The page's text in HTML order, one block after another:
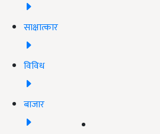
साक्षात्कार
विविध
बाजार